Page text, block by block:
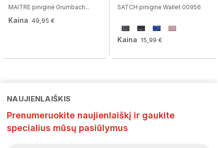
MAITRE piniginė Grumbach...
Kaina 49,95 €
SATCH piniginė Wallet 00956
Kaina 15,99 €
NAUJIENLAIŠKIS
Prenumeruokite naujienlaiškį ir gaukite
specialius mūsų pasiūlymus